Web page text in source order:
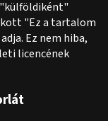
"külföldiként"
"Ez a tartalom
Ez nem hiba,
licencének